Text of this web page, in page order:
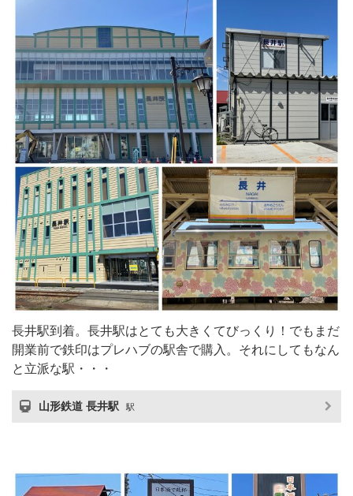
長井駅到着。長井駅はとても大きくてびっくり！でもまだ
開業前で鉄印はプレハブの駅舎で購入。それにしてもなん
と立派な駅・・・
山形鉄道 長井駅 駅